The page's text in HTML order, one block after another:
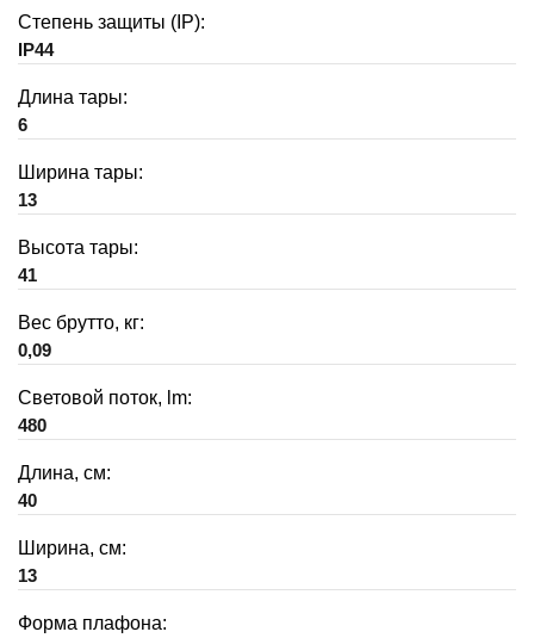
Степень защиты (IP):
IP44
Длина тары:
6
Ширина тары:
13
Высота тары:
41
Вес брутто, кг:
0,09
Световой поток, lm:
480
Длина, см:
40
Ширина, см:
13
Форма плафона: